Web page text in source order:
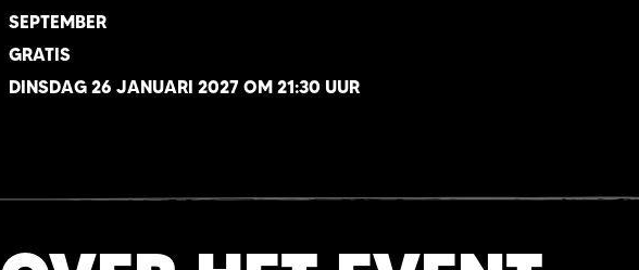
SEPTEMBER
GRATIS
DINSDAG 26 JANUARI 2027 OM 21:30 UUR